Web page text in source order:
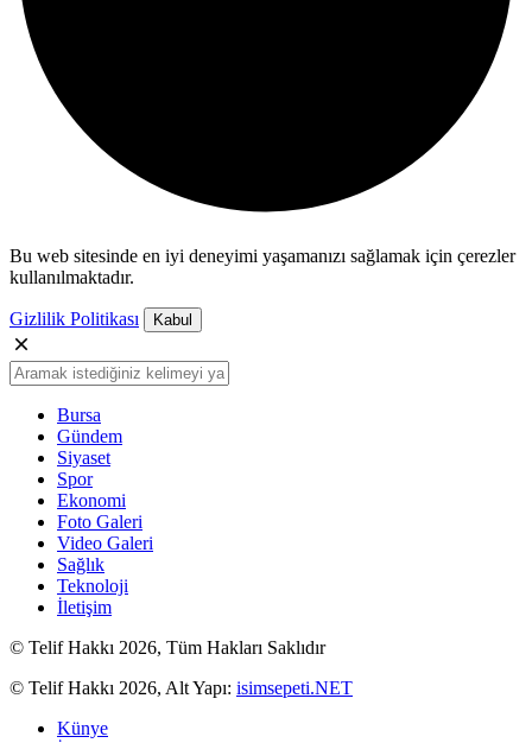
Bu web sitesinde en iyi deneyimi yaşamanızı sağlamak için çerezler
kullanılmaktadır.
Gizlilik Politikası Kabul
Bursa
Gündem
Siyaset
Spor
Ekonomi
Foto Galeri
Video Galeri
Sağlık
Teknoloji
İletişim
© Telif Hakkı 2026, Tüm Hakları Saklıdır
© Telif Hakkı 2026, Alt Yapı: isimsepeti.NET
Künye